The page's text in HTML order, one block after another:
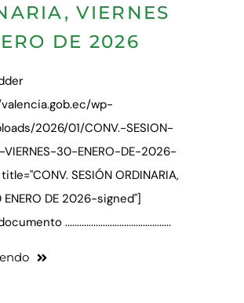
VIERNES
DE 2026
wp-
2026/01/CONV.-SESION-
VIERNES-30-ENERO-DE-2026-
SESIÓN ORDINARIA,
ENERO DE 2026-signed"]
.............................................